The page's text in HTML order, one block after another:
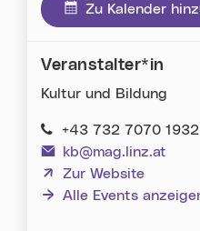
Zu Kalender
Veranstalter*in
Kultur und Bildung
+43 732 7070 1932
kb@mag.linz.at
Zur Website
(neues Fenster)
Alle Events